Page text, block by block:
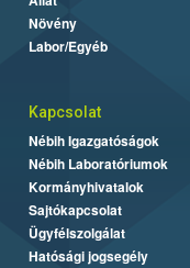
Növény
Labor/Egyéb
Kapcsolat
Nébih Igazgatóságok
Nébih Laboratóriumok
Kormányhivatalok
Sajtókapcsolat
Ügyfélszolgálat
Hatósági jogsegély